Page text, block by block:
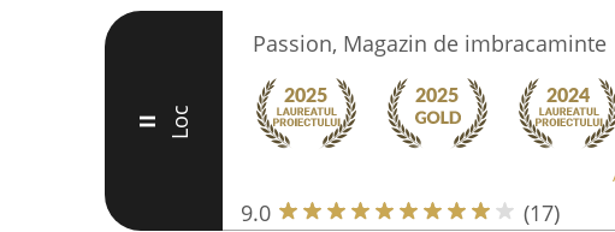
II Loc
Passion, Magazin de imbracaminte
9.0 (17)